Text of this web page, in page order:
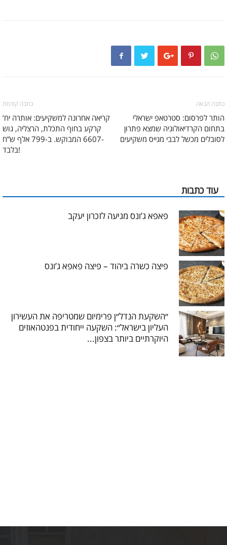
כתבה קודמת
קריאה אחרונה למשקיעים: אותרה יח’
קרקע בחוף התכלת, הרצליה, גוש
-6607 המבוקש. ב-799 אלף ש”ח
בלבד!
כתבה הבאה
הותר לפרסום: סטרטאפ ישראלי
בתחום הקרדיאולוגיה שמצא פתרון
לסובלים מכשל לבבי מגייס משקיעים
עוד כתבות
פאפא ג’ונס מגיעה לזכרון יעקב
פיצה כשרה ביהוד – פיצה פאפא ג’ונס
״השקעת הנדל״ן פרימיום שמטריפה את העשירון
העליון בישראל״: השקעה ייחודית בפנטהאוזים
היוקרתיים ביותר בצפון...